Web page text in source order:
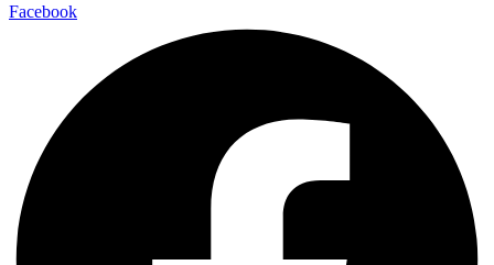
Facebook